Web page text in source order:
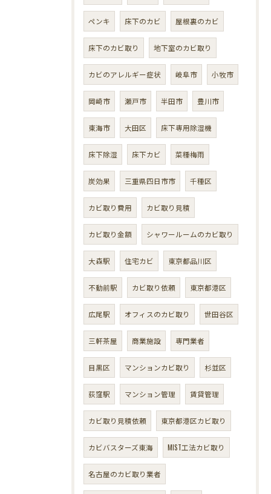
ペンキ 床下のカビ 屋根裏のカビ
床下のカビ取り 地下室のカビ取り
カビのアレルギー症状 岐阜市 小牧市
岡崎市 瀬戸市 半田市 豊川市
東海市 大田区 床下専用除湿機
床下除湿 床下カビ 菜種梅雨
炭効果 三重県四日市市 千種区
カビ取り費用 カビ取り見積
カビ取り金額 シャワールームのカビ取り
大森駅 住宅カビ 東京都品川区
不動前駅 カビ取り依頼 東京都港区
広尾駅 オフィスのカビ取り 世田谷区
三軒茶屋 商業施設 専門業者
目黒区 マンションカビ取り 杉並区
荻窪駅 マンション管理 賃貸管理
カビ取り見積依頼 東京都港区カビ取り
カビバスターズ東海 MIST工法カビ取り
名古屋のカビ取り業者